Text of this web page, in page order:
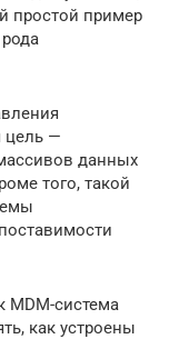
простой пример
цель —
данных
того, такой
MDM-система
как устроены